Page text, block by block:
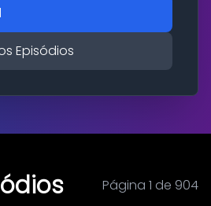
Episódios
Página 1 de 904